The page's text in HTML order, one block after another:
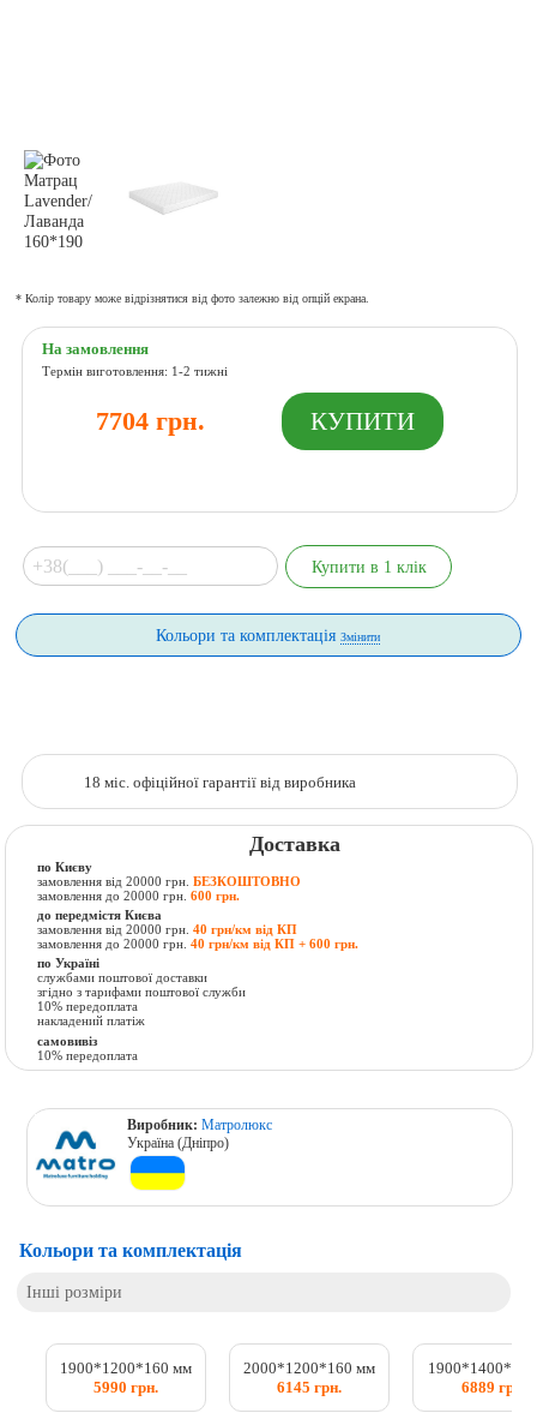
* Колір товару може відрізнятися від фото залежно від опцій екрана.
На замовлення
Термін виготовлення: 1-2 тижні
7704 грн.
Кольори та комплектаціяЗмінити
18 міс. офіційної гарантії від виробника
Доставка
по Києву
замовлення від 20000 грн.БЕЗКОШТОВНО
замовлення до 20000 грн.600 грн.
до передмістя Києва
замовлення від 20000 грн.40 грн/км від КП
замовлення до 20000 грн.40 грн/км від КП + 600 грн.
по Україні
службами поштової доставки
згідно з тарифами поштової служби
10% передоплата
накладений платіж
самовивіз
10% передоплата
Виробник:Матролюкс
Україна (Дніпро)
Кольори та комплектація
Інші розміри
1900*1200*160 мм
5990 грн.
2000*1200*160 мм
6145 грн.
6889 грн.